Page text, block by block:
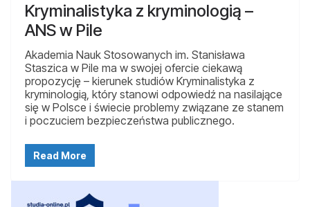
Kryminalistyka z kryminologią –
ANS w Pile
Akademia Nauk Stosowanych im. Stanisława
Staszica w Pile ma w swojej ofercie ciekawą
propozycję – kierunek studiów Kryminalistyka z
kryminologią, który stanowi odpowiedź na nasilające
się w Polsce i świecie problemy związane ze stanem
i poczuciem bezpieczeństwa publicznego.
Read More